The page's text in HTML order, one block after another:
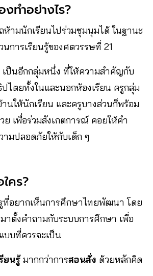
ทำอย่างไร?
ห้ามนักเรียนไปร่วมชุมนุมได้ ในฐานะ
นการเรียนรู้ของศตวรรษที่ 21
เป็นอีกกลุ่มหนึ่ง ที่ให้ความสำคัญกับ
ปไตยทั้งในและนอกห้องเรียน ครูกลุ่ม
านให้นักเรียน และครูบางส่วนก็พร้อม
ย เพื่อร่วมสังเกตการณ์ คอยให้คำ
มปลอดภัยให้กับเด็ก ๆ
คร?
ที่อยากเห็นการศึกษาไทยพัฒนา โดย
าตั้งคำถามกับระบบการศึกษา เพื่อ
บบที่ควรจะเป็น
ยนรู้มากกว่าการสอนสั่ง ด้วยหลักคิด